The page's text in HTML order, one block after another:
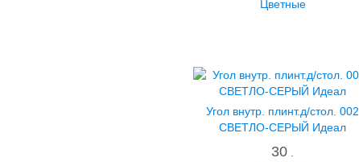
Цветные
Угол внутр. плинт.д/стол. 002
СВЕТЛО-СЕРЫЙ Идеал
30 .